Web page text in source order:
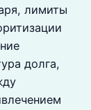
лимиты
долга,